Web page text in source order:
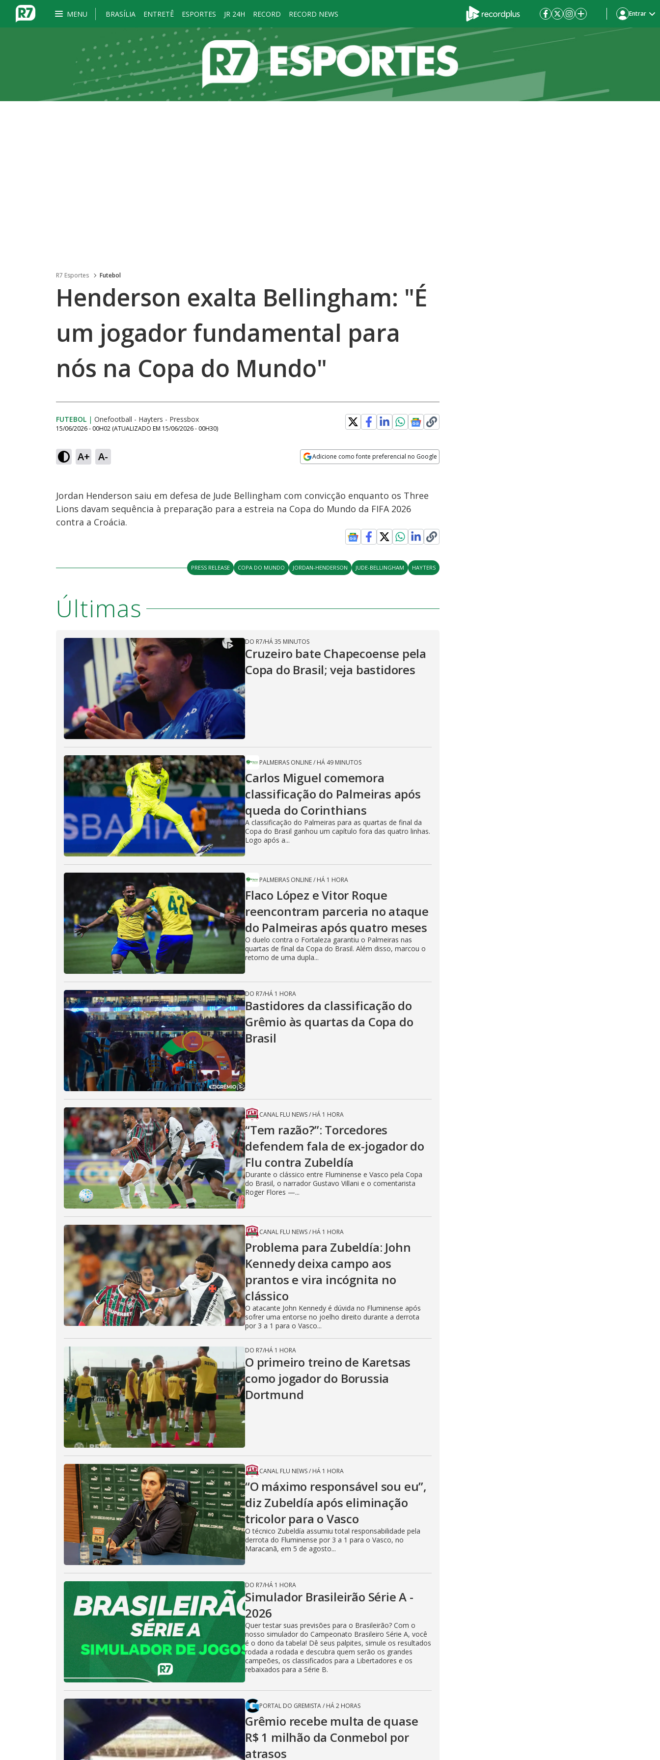
MENU BRASÍLIA ENTRETÊ ESPORTES JR 24H RECORD RECORD NEWS Entrar
R7 Esportes Futebol
Henderson exalta Bellingham: "É
um jogador fundamental para
nós na Copa do Mundo"
FUTEBOL | Onefootball - Hayters - Pressbox
15/06/2026 - 00H02 (ATUALIZADO EM 15/06/2026 - 00H30)
A+ A- Adicione como fonte preferencial no Google
Jordan Henderson saiu em defesa de Jude Bellingham com convicção enquanto os Three
Lions davam sequência à preparação para a estreia na Copa do Mundo da FIFA 2026
contra a Croácia.
PRESS RELEASE COPA DO MUNDO JORDAN-HENDERSON JUDE-BELLINGHAM HAYTERS
Últimas
DO R7/HÁ 35 MINUTOS
Cruzeiro bate Chapecoense pela
Copa do Brasil; veja bastidores
PALMEIRAS ONLINE/ HÁ 49 MINUTOS
Carlos Miguel comemora
classificação do Palmeiras após
queda do Corinthians
A classificação do Palmeiras para as quartas de final da
Copa do Brasil ganhou um capítulo fora das quatro linhas.
Logo após a...
PALMEIRAS ONLINE/ HÁ 1 HORA
Flaco López e Vitor Roque
reencontram parceria no ataque
do Palmeiras após quatro meses
O duelo contra o Fortaleza garantiu o Palmeiras nas
quartas de final da Copa do Brasil. Além disso, marcou o
retorno de uma dupla...
DO R7/HÁ 1 HORA
Bastidores da classificação do
Grêmio às quartas da Copa do
Brasil
CANAL FLU NEWS/ HÁ 1 HORA
“Tem razão?”: Torcedores
defendem fala de ex-jogador do
Flu contra Zubeldía
Durante o clássico entre Fluminense e Vasco pela Copa
do Brasil, o narrador Gustavo Villani e o comentarista
Roger Flores —...
CANAL FLU NEWS/ HÁ 1 HORA
Problema para Zubeldía: John
Kennedy deixa campo aos
prantos e vira incógnita no
clássico
O atacante John Kennedy é dúvida no Fluminense após
sofrer uma entorse no joelho direito durante a derrota
por 3 a 1 para o Vasco...
DO R7/HÁ 1 HORA
O primeiro treino de Karetsas
como jogador do Borussia
Dortmund
CANAL FLU NEWS/ HÁ 1 HORA
“O máximo responsável sou eu”,
diz Zubeldía após eliminação
tricolor para o Vasco
O técnico Zubeldía assumiu total responsabilidade pela
derrota do Fluminense por 3 a 1 para o Vasco, no
Maracanã, em 5 de agosto...
DO R7/HÁ 1 HORA
Simulador Brasileirão Série A -
2026
Quer testar suas previsões para o Brasileirão? Com o
nosso simulador do Campeonato Brasileiro Série A, você
é o dono da tabela! Dê seus palpites, simule os resultados
rodada a rodada e descubra quem serão os grandes
campeões, os classificados para a Libertadores e os
rebaixados para a Série B.
PORTAL DO GREMISTA/ HÁ 2 HORAS
Grêmio recebe multa de quase
R$ 1 milhão da Conmebol por
atrasos